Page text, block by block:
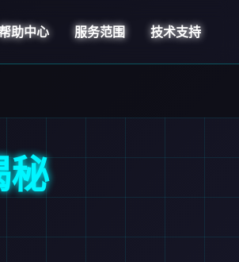
助中心 服务范围 技术支持
秘